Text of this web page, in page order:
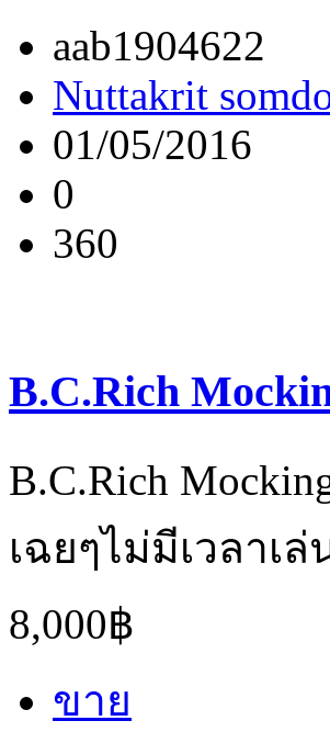
aab1904622
Nuttakrit
01/05/2016
0
360
B.C.Rich
B.C.Rich
เฉยๆไม่มีเวลาเล่
8,000฿
ขาย